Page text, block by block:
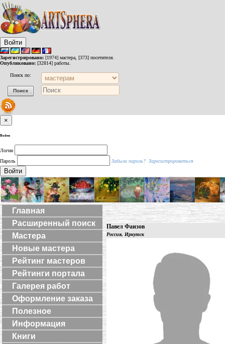
Войти
Зарегистрировано: [1974] мастера, [373] посетителя.
Опубликовано: [32814] работы.
Поиск по:
×
Войти
Логин
Пароль
Забыли пароль? Зарегистрироваться
Войти
Главная
Расширенный поиск
Мастера
Новые мастера
Рейтинг мастеров
Рейтинги портала
Галерея работ
Оформление заказа
Полезное
Информация
Книги
Павел Фаизов
Россия, Иркутск